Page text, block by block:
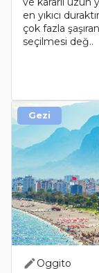
en yıkıcı
çok fazla
seçilmesi değ..
Oggito
Gezi